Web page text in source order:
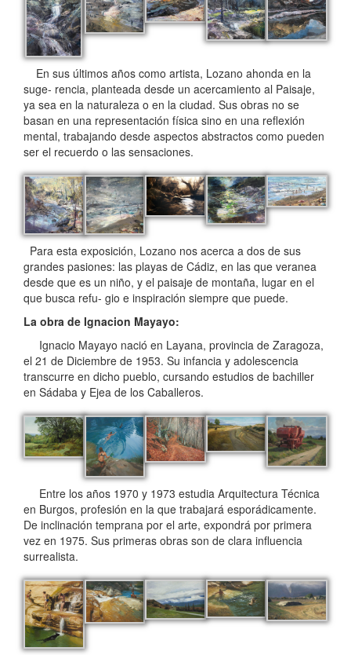
En sus últimos años como artista, Lozano ahonda en la
suge- rencia, planteada desde un acercamiento al Paisaje,
ya sea en la naturaleza o en la ciudad. Sus obras no se
basan en una representación física sino en una reflexión
mental, trabajando desde aspectos abstractos como pueden
ser el recuerdo o las sensaciones.
Para esta exposición, Lozano nos acerca a dos de sus
grandes pasiones: las playas de Cádiz, en las que veranea
desde que es un niño, y el paisaje de montaña, lugar en el
que busca refu- gio e inspiración siempre que puede.
La obra de Ignacion Mayayo:
Ignacio Mayayo nació en Layana, provincia de Zaragoza,
el 21 de Diciembre de 1953. Su infancia y adolescencia
transcurre en dicho pueblo, cursando estudios de bachiller
en Sádaba y Ejea de los Caballeros.
Entre los años 1970 y 1973 estudia Arquitectura Técnica
en Burgos, profesión en la que trabajará esporádicamente.
De inclinación temprana por el arte, expondrá por primera
vez en 1975. Sus primeras obras son de clara influencia
surrealista.